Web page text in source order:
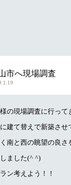
市へ現場調査
の現場調査に行って
建て替えで新築させ
南と西の眺望の良さ
ました(^ ^)
ン考えよう！！